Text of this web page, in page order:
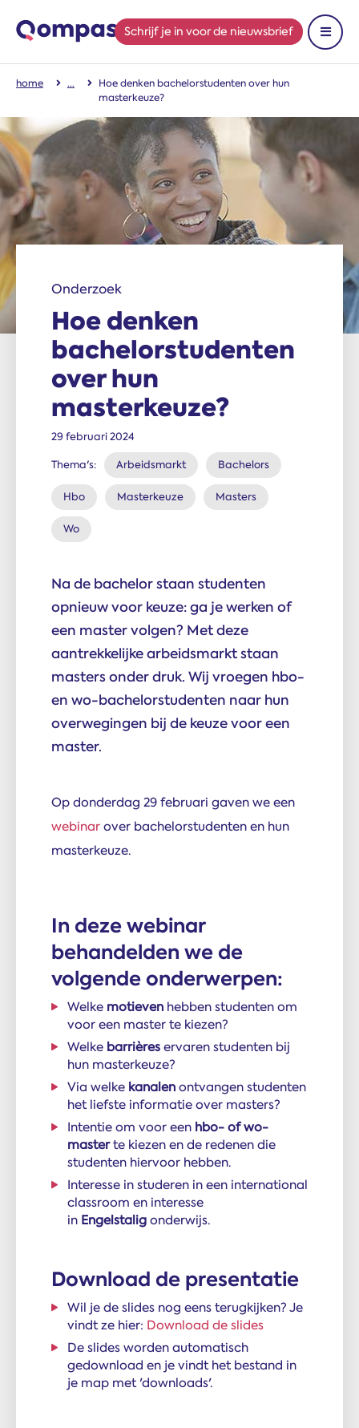
Schrijf je in voor de nieuwsbrief
Toon
home
Hoe denken bachelorstudenten over hun
masterkeuze?
Onderzoek
Hoe denken
bachelorstudenten
over hun
masterkeuze?
29 februari 2024
Thema's: Arbeidsmarkt Bachelors
Hbo Masterkeuze Masters
Wo
Na de bachelor staan studenten
opnieuw voor keuze: ga je werken of
een master volgen? Met deze
aantrekkelijke arbeidsmarkt staan
masters onder druk. Wij vroegen hbo-
en wo-bachelorstudenten naar hun
overwegingen bij de keuze voor een
master.
Op donderdag 29 februari gaven we een
webinarover bachelorstudenten en hun
masterkeuze.
In deze webinar
behandelden we de
volgende onderwerpen:
Welke motieven hebben studenten om
voor een master te kiezen?
Welke barrièreservaren studenten bij
hun masterkeuze?
Via welke kanalenontvangen studenten
het liefste informatie over masters?
Intentie om voor een hbo- of wo-
masterte kiezen en de redenen die
studenten hiervoor hebben.
Interesse in studeren in een international
classroom en interesse
in Engelstaligonderwijs.
Download de presentatie
Wil je de slides nog eens terugkijken? Je
vindt ze hier: Download de slides
De slides worden automatisch
gedownload en je vindt het bestand in
je map met 'downloads'.